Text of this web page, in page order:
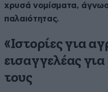
χρυσά νομίσματα,
παλαιότητας.
«Ιστορίες για
εισαγγελέας
τους